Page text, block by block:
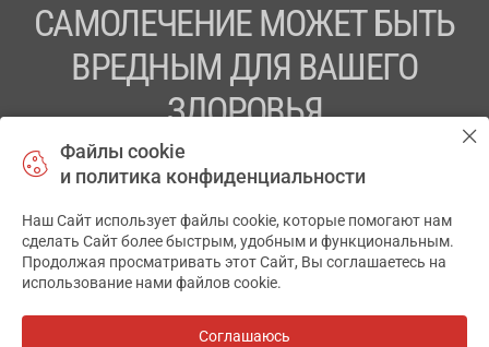
САМОЛЕЧЕНИЕ МОЖЕТ БЫТЬ
ВРЕДНЫМ ДЛЯ ВАШЕГО
ЗДОРОВЬЯ
ПЕРЕД ПРИМЕНЕНИЕМ ПРЕПАРАТА
ПРОКОНСУЛЬТИРУЙТЕСЬ С ВРАЧОМ
ТОВ «АПТЕКА 911.ЮА» Код ЄДРПОУ 43631965.
Отказ от ответственности
АПТЕКА911.ЮА
Файлы cookie
и политика конфиденциальности
Наш Сайт использует файлы cookie, которые помогают нам
сделать Сайт более быстрым, удобным и функциональным.
Продолжая просматривать этот Сайт, Вы соглашаетесь на
использование нами файлов cookie.
Соглашаюсь
✕